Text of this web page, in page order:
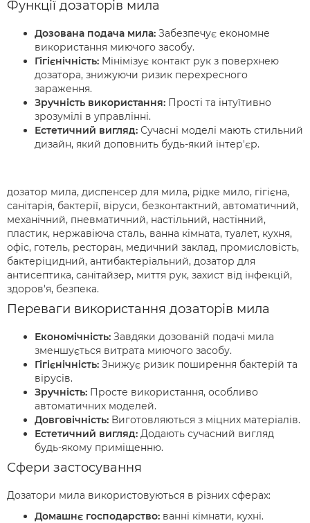
Функції дозаторів мила
Дозована подача мила: Забезпечує економне
використання миючого засобу.
Гігієнічність: Мінімізує контакт рук з поверхнею
дозатора, знижуючи ризик перехресного
зараження.
Зручність використання: Прості та інтуїтивно
зрозумілі в управлінні.
Естетичний вигляд: Сучасні моделі мають стильний
дизайн, який доповнить будь-який інтер'єр.
дозатор мила, диспенсер для мила, рідке мило, гігієна,
санітарія, бактерії, віруси, безконтактний, автоматичний,
механічний, пневматичний, настільний, настінний,
пластик, нержавіюча сталь, ванна кімната, туалет, кухня,
офіс, готель, ресторан, медичний заклад, промисловість,
бактеріцидний, антибактеріальний, дозатор для
антисептика, санітайзер, миття рук, захист від інфекцій,
здоров'я, безпека.
Переваги використання дозаторів мила
Економічність: Завдяки дозованій подачі мила
зменшується витрата миючого засобу.
Гігієнічність: Знижує ризик поширення бактерій та
вірусів.
Зручність: Просте використання, особливо
автоматичних моделей.
Довговічність: Виготовляються з міцних матеріалів.
Естетичний вигляд: Додають сучасний вигляд
будь-якому приміщенню.
Сфери застосування
Дозатори мила використовуються в різних сферах:
Домашнє господарство: ванні кімнати, кухні.